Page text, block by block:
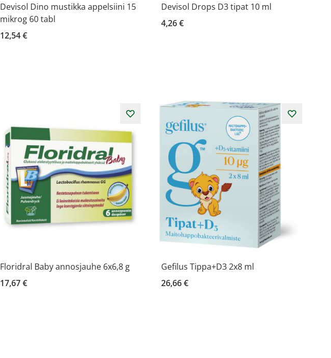
Devisol Dino mustikka appelsiini 15
mikrog 60 tabl
12,54 €
Devisol Drops D3 tipat 10 ml
4,26 €
Floridral Baby annosjauhe 6x6,8 g
17,67 €
Gefilus Tippa+D3 2x8 ml
26,66 €